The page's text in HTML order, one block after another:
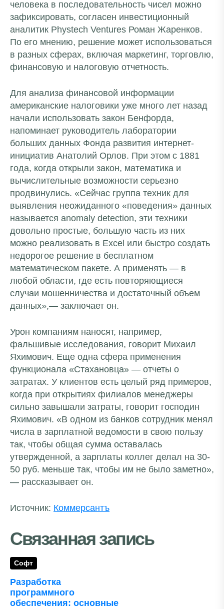
человека в последовательность чисел можно
зафиксировать, согласен инвестиционный
аналитик Phystech Ventures Роман Жаренков.
По его мнению, решение может использоваться
в разных сферах, включая маркетинг, торговлю,
финансовую и налоговую отчетность.
Для анализа финансовой информации
американские налоговики уже много лет назад
начали использовать закон Бенфорда,
напоминает руководитель лаборатории
больших данных Фонда развития интернет-
инициатив Анатолий Орлов. При этом с 1881
года, когда открыли закон, математика и
вычислительные возможности серьезно
продвинулись. «Сейчас группа техник для
выявления неожиданного «поведения» данных
называется anomaly detection, эти техники
довольно простые, большую часть из них
можно реализовать в Excel или быстро создать
недорогое решение в бесплатном
математическом пакете. А применять — в
любой области, где есть повторяющиеся
случаи мошенничества и достаточный объем
данных»,— заключает он.
Урон компаниям наносят, например,
фальшивые исследования, говорит Михаил
Яхимович. Еще одна сфера применения
функционала «Стахановца» — отчеты о
затратах. У клиентов есть целый ряд примеров,
когда при открытиях филиалов менеджеры
сильно завышали затраты, говорит господин
Яхимович. «В одном из банков сотрудник менял
числа в зарплатной ведомости в свою пользу
так, чтобы общая сумма оставалась
утвержденной, а зарплаты коллег делал на 30-
50 руб. меньше так, чтобы им не было заметно»,
— рассказывает он.
Источник: Коммерсантъ
Связанная запись
Софт
Разработка
программного
обеспечения: основные